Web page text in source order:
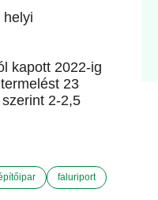
helyi
kapott 2022-ig
23
2-2,5
faluriport